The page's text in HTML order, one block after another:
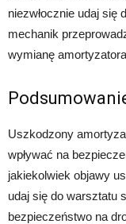
niezwłocznie udaj się
mechanik
wymianę
Uszkodzony
wpływać na
jakiekolwiek objawy
udaj się do warsztatu
bezpieczeństwo na